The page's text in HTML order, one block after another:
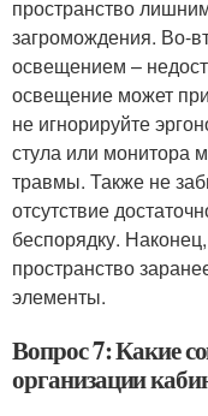
пространство
загромождения. Во-
освещением –
освещение может
не игнорируйте
стула или монитора
травмы. Также не
отсутствие
беспорядку.
пространство
элементы.
Вопрос 7: Какие
организации